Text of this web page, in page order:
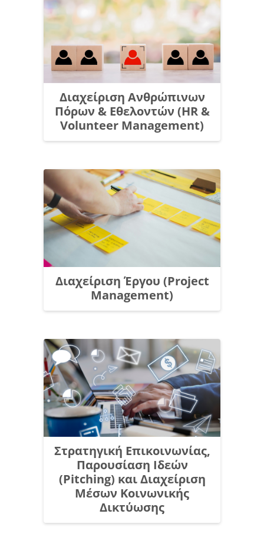
Διαχείριση Ανθρώπινων
Πόρων & Εθελοντών (HR &
Volunteer Management)
Διαχείριση Έργου (Project
Management)
Στρατηγική Επικοινωνίας,
Παρουσίαση Ιδεών
(Pitching) και Διαχείριση
Μέσων Κοινωνικής
Δικτύωσης